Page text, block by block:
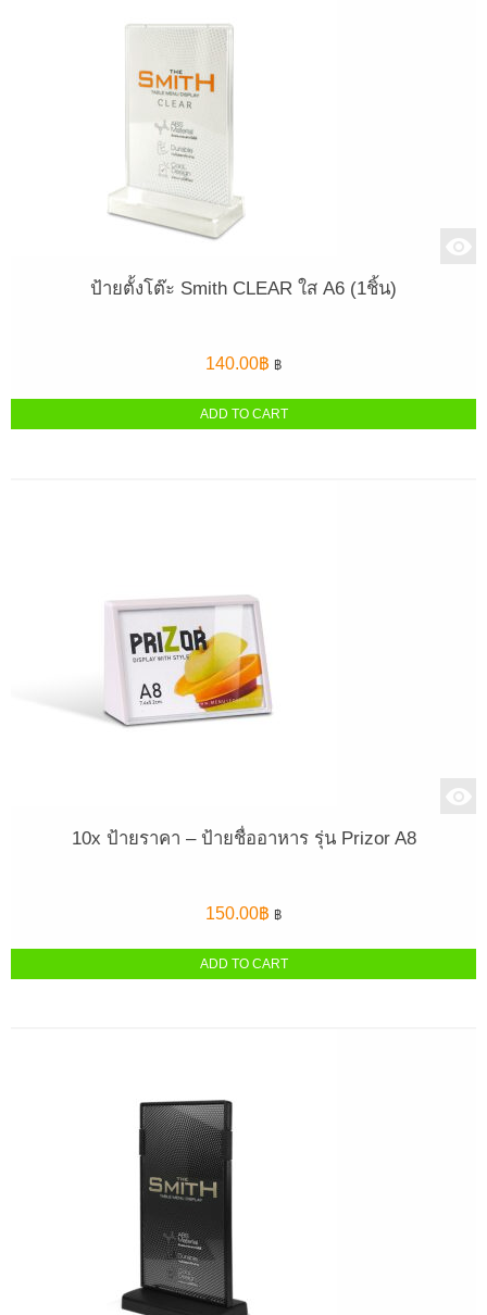
ป้ายตั้งโต๊ะ Smith CLEAR ใส A6 (1ชิ้น)
140.00฿ ฿
ADD TO CART
10x ป้ายราคา – ป้ายชื่ออาหาร รุ่น Prizor A8
150.00฿ ฿
ADD TO CART